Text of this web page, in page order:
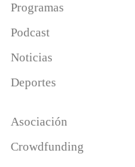
Programas
Podcast
Noticias
Deportes
Asociación
Crowdfunding